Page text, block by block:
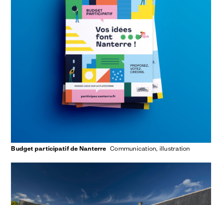
Budget participatif de Nanterre communication illustration